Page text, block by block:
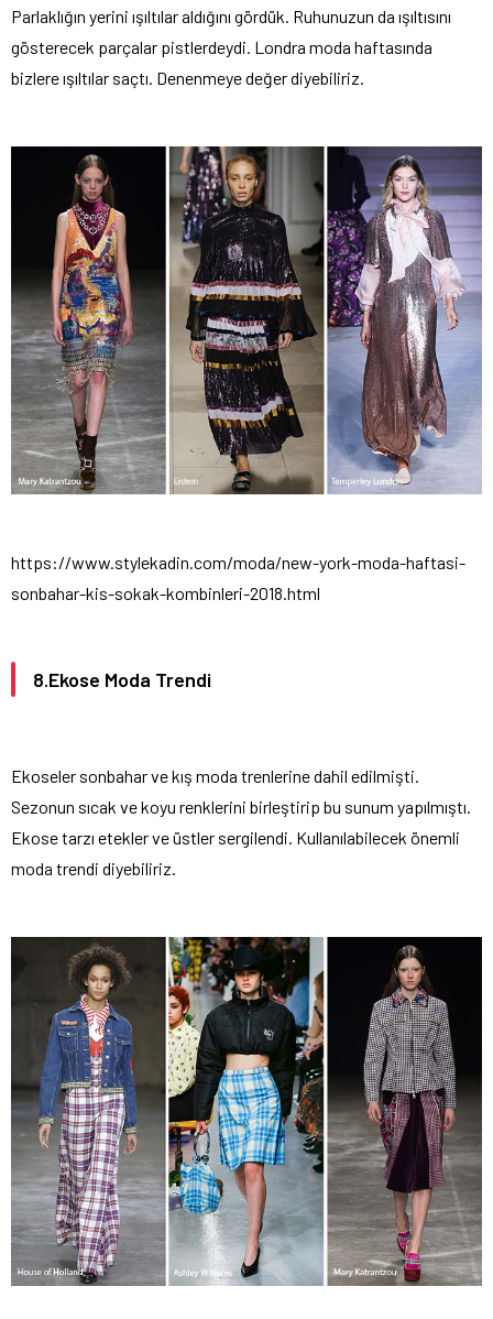
Parlaklığın yerini ışıltılar aldığını gördük. Ruhunuzun da ışıltısını
gösterecek parçalar pistlerdeydi. Londra moda haftasında
bizlere ışıltılar saçtı. Denenmeye değer diyebiliriz.
https://www.stylekadin.com/moda/new-york-moda-haftasi-
sonbahar-kis-sokak-kombinleri-2018.html
8.Ekose Moda Trendi
Ekoseler sonbahar ve kış moda trenlerine dahil edilmişti.
Sezonun sıcak ve koyu renklerini birleştirip bu sunum yapılmıştı.
Ekose tarzı etekler ve üstler sergilendi. Kullanılabilecek önemli
moda trendi diyebiliriz.